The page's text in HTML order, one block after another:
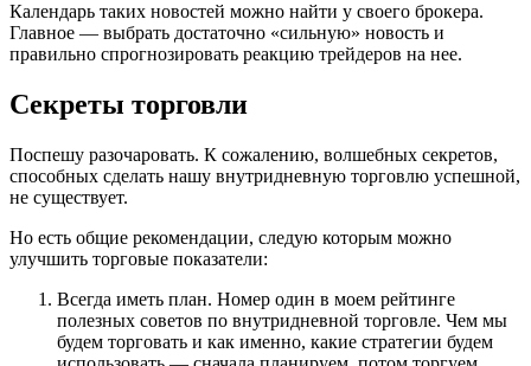
Календарь таких новостей можно найти у своего брокера.
Главное — выбрать достаточно «сильную» новость и
правильно спрогнозировать реакцию трейдеров на нее.
Секреты торговли
Поспешу разочаровать. К сожалению, волшебных секретов,
способных сделать нашу внутридневную торговлю успешной,
не существует.
Но есть общие рекомендации, следую которым можно
улучшить торговые показатели:
Всегда иметь план. Номер один в моем рейтинге
полезных советов по внутридневной торговле. Чем мы
будем торговать и как именно, какие стратегии будем